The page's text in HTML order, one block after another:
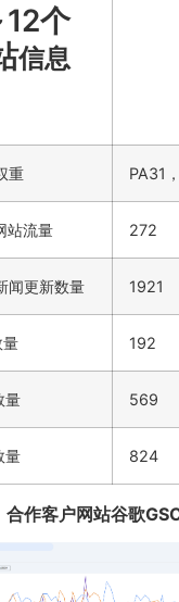
个
信息
重 PA31
站流量 272
闻更新数量 1921
量 192
量 569
量 824
合作客户网站谷歌